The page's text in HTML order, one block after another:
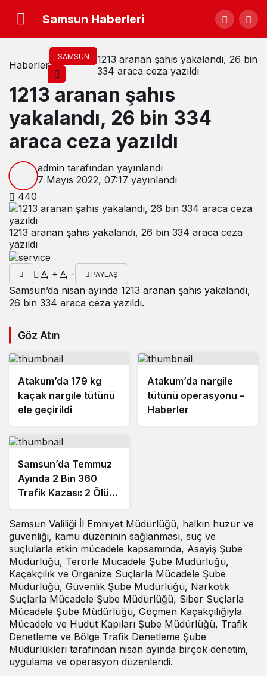
Samsun Haberleri
Haberler
SAMSUN
1213 aranan şahıs yakalandı, 26 bin
334 araca ceza yazıldı
1213 aranan şahıs
yakalandı, 26 bin 334
araca ceza yazıldı
admin tarafından yayınlandı
7 Mayıs 2022, 07:17 yayınlandı
440
1213 aranan şahıs yakalandı, 26 bin 334 araca ceza
yazıldı
+ - PAYLAŞ
Samsun’da nisan ayında 1213 aranan şahıs yakalandı,
26 bin 334 araca ceza yazıldı.
Göz Atın
Atakum’da 179 kg
kaçak nargile tütünü
ele geçirildi
Atakum’da nargile
tütünü operasyonu –
Haberler
Samsun’da Temmuz
Ayında 2 Bin 360
Trafik Kazası: 2 Ölü,
Samsun Valiliği İl Emniyet Müdürlüğü, halkın huzur ve
güvenliği, kamu düzeninin sağlanması, suç ve
suçlularla etkin mücadele kapsamında, Asayiş Şube
Müdürlüğü, Terörle Mücadele Şube Müdürlüğü,
Kaçakçılık ve Organize Suçlarla Mücadele Şube
Müdürlüğü, Güvenlik Şube Müdürlüğü, Narkotik
Suçlarla Mücadele Şube Müdürlüğü, Siber Suçlarla
Mücadele Şube Müdürlüğü, Göçmen Kaçakçılığıyla
Mücadele ve Hudut Kapıları Şube Müdürlüğü, Trafik
Denetleme ve Bölge Trafik Denetleme Şube
Müdürlükleri tarafından nisan ayında birçok denetim,
uygulama ve operasyon düzenlendi.